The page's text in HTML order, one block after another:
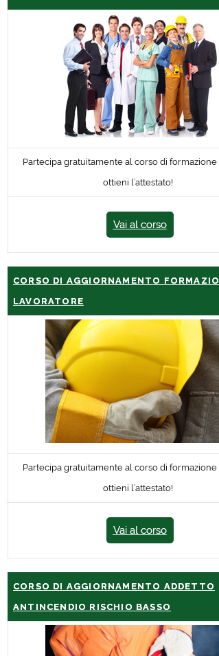
Partecipa gratuitamente al corso di
ottieni l’attestato!
Vai al corso
CORSO DI AGGIORNAMENTO
LAVORATORE
Partecipa gratuitamente al corso di
ottieni l’attestato!
Vai al corso
CORSO DI AGGIORNAMENTO ADDETTO
ANTINCENDIO RISCHIO BASSO